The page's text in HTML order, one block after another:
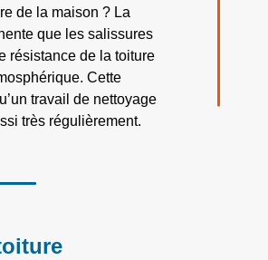
de la maison ? La
que les salissures
résistance de la toiture
Cette
travail de nettoyage
très régulièrement.